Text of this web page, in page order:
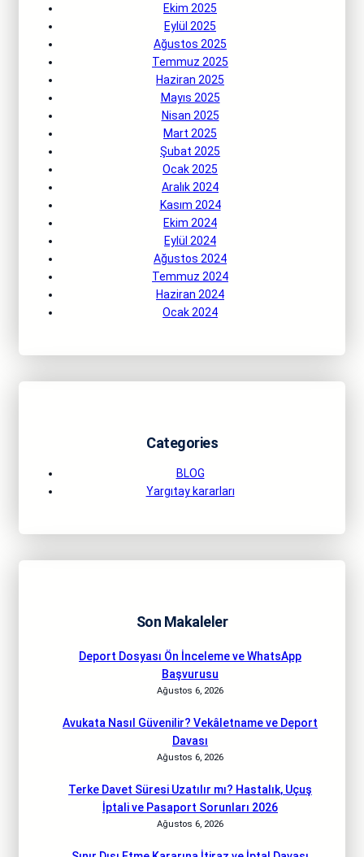
Ekim 2025
Eylül 2025
Ağustos 2025
Temmuz 2025
Haziran 2025
Mayıs 2025
Nisan 2025
Mart 2025
Şubat 2025
Ocak 2025
Aralık 2024
Kasım 2024
Ekim 2024
Eylül 2024
Ağustos 2024
Temmuz 2024
Haziran 2024
Ocak 2024
Categories
BLOG
Yargıtay kararları
Son Makaleler
Deport Dosyası Ön İnceleme ve WhatsApp
Başvurusu
Ağustos 6, 2026
Avukata Nasıl Güvenilir? Vekâletname ve Deport
Davası
Ağustos 6, 2026
Terke Davet Süresi Uzatılır mı? Hastalık, Uçuş
İptali ve Pasaport Sorunları 2026
Ağustos 6, 2026